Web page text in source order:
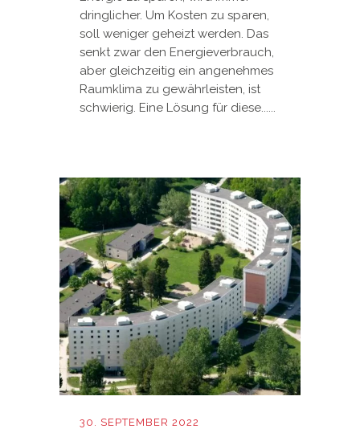
dringlicher. Um Kosten zu sparen,
soll weniger geheizt werden. Das
senkt zwar den Energieverbrauch,
aber gleichzeitig ein angenehmes
Raumklima zu gewährleisten, ist
schwierig. Eine Lösung für diese......
30. SEPTEMBER 2022